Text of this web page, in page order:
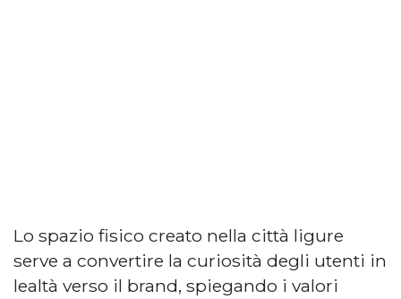
Lo spazio fisico creato nella città ligure
serve a convertire la curiosità degli utenti in
lealtà verso il brand, spiegando i valori